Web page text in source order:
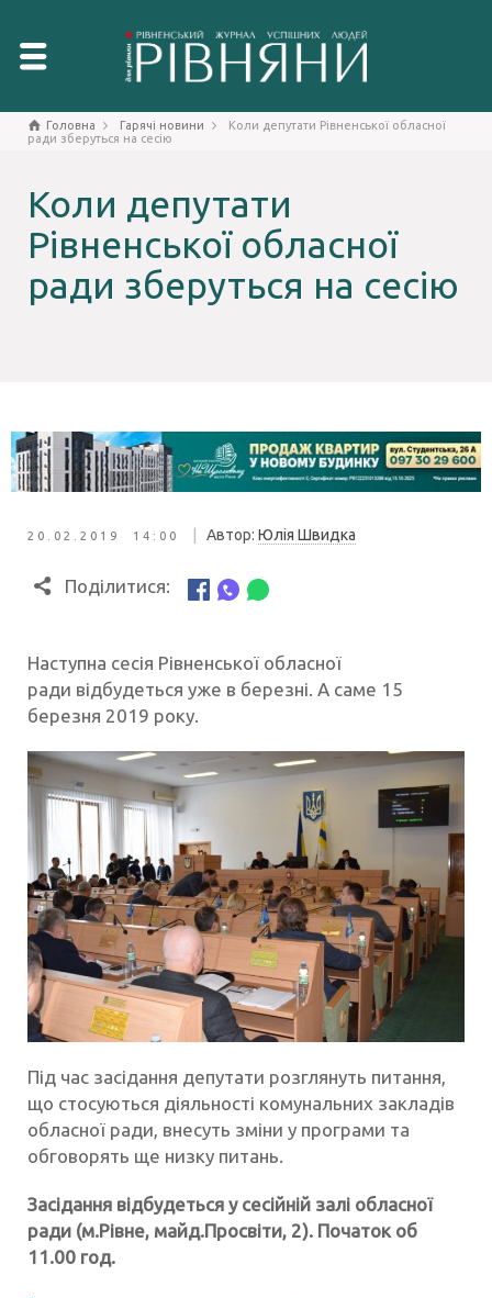
Головна Гарячі новини
Коли депутати Рівненської обласної
ради зберуться на сесію
Коли депутати
Рівненської обласної
ради зберуться на сесію
20.02.2019 14:00 Автор: Юлія Швидка
Поділитися:
Наступна сесія Рівненської обласної
ради відбудеться уже в березні. А саме 15
березня 2019 року.
Під час засідання депутати розглянуть питання,
що стосуються діяльності комунальних закладів
обласної ради, внесуть зміни у програми та
обговорять ще низку питань.
Засідання відбудеться у сесійній залі обласної
ради (м.Рівне, майд.Просвіти, 2). Початок об
11.00 год.